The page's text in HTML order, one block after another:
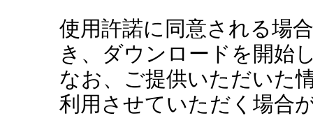
使用許諾に同意される場
き、ダウンロードを開始
なお、ご提供いただいた
利用させていただく場合